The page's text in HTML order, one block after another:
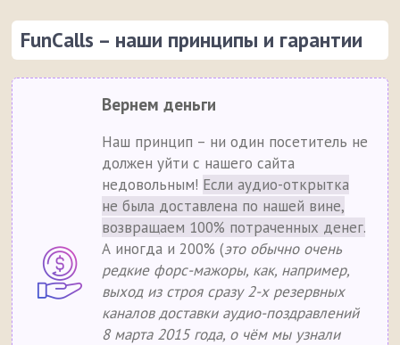
FunCalls – наши принципы и гарантии
Вернем деньги
Наш принцип – ни один посетитель не
должен уйти с нашего сайта
недовольным! Если аудио-открытка
не была доставлена по нашей вине,
возвращаем 100% потраченных денег.
А иногда и 200% (это обычно очень
редкие форс-мажоры, как, например,
выход из строя сразу 2-х резервных
каналов доставки аудио-поздравлений
8 марта 2015 года, о чём мы узнали